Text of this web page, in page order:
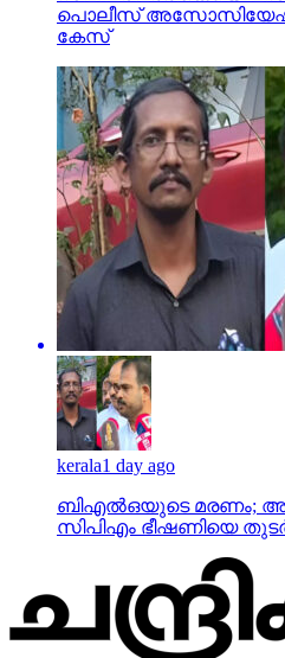
പൊലീസ്
കേസ്
kerala1 day ago
ബിഎല്‍ഒയുടെ മരണം;
സിപിഎം ഭീഷണിയെ